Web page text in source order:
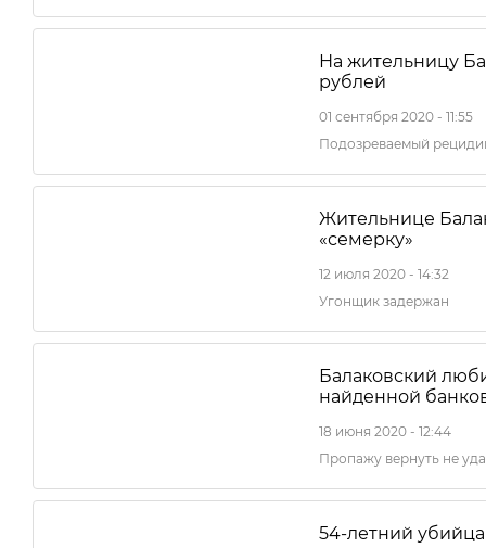
На жительницу
рублей
01 сентября 2020 - 11:55
Подозреваемый
Жительнице
«семерку»
12 июля 2020 - 14:32
Угонщик задержан
Балаковский
найденной
18 июня 2020 - 12:44
Пропажу вернуть не
54-летний